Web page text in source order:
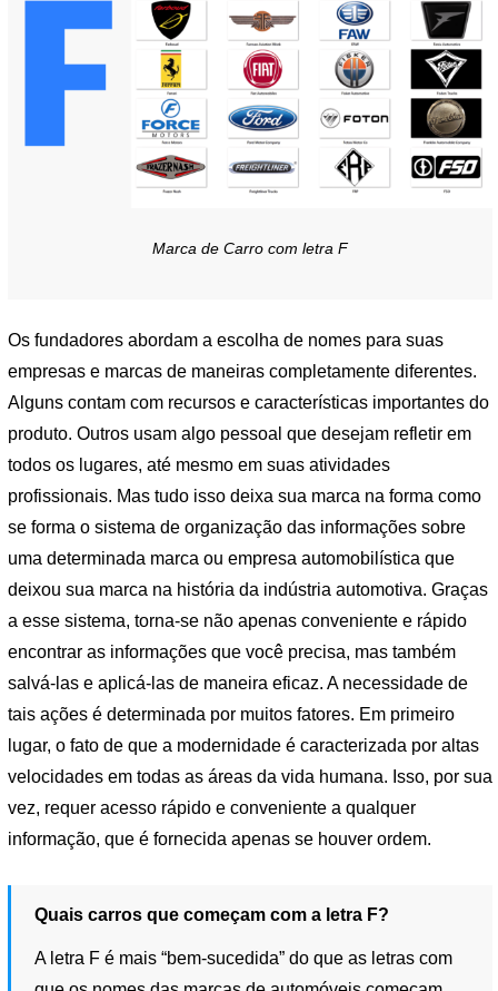
Marca de Carro com letra F
Os fundadores abordam a escolha de nomes para suas
empresas e marcas de maneiras completamente diferentes.
Alguns contam com recursos e características importantes do
produto. Outros usam algo pessoal que desejam refletir em
todos os lugares, até mesmo em suas atividades
profissionais. Mas tudo isso deixa sua marca na forma como
se forma o sistema de organização das informações sobre
uma determinada marca ou empresa automobilística que
deixou sua marca na história da indústria automotiva. Graças
a esse sistema, torna-se não apenas conveniente e rápido
encontrar as informações que você precisa, mas também
salvá-las e aplicá-las de maneira eficaz. A necessidade de
tais ações é determinada por muitos fatores. Em primeiro
lugar, o fato de que a modernidade é caracterizada por altas
velocidades em todas as áreas da vida humana. Isso, por sua
vez, requer acesso rápido e conveniente a qualquer
informação, que é fornecida apenas se houver ordem.
Quais carros que começam com a letra F?
A letra F é mais “bem-sucedida” do que as letras com